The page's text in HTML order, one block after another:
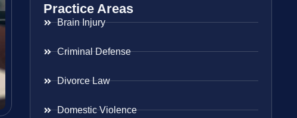
Practice Areas
Brain Injury
Criminal Defense
Divorce Law
Domestic Violence